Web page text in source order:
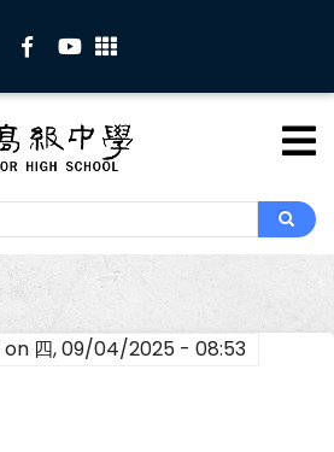
on 四, 09/04/2025 - 08:53